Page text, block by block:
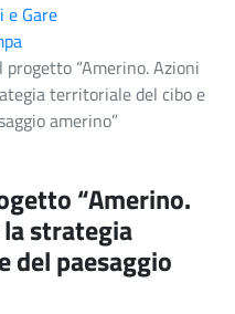
e Gare
progetto “Amerino. Azioni
territoriale del cibo e
amerino”
“Amerino.
strategia
del paesaggio